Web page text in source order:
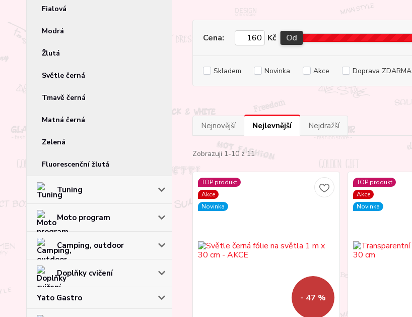
Fialová
Modrá
Žlutá
Světle černá
Tmavě černá
Matná černá
Zelená
Fluorescenční žlutá
Tuning
Moto program
Camping, outdoor
Doplňky cvičení
Yato Gastro
Cena: Kč Od
Skladem Novinka Akce Doprava ZDARMA
Nejnovější Nejlevnější Nejdražší
Zobrazuji 1-10 z 11
TOP produkt
Akce
Novinka
- 47 %
TOP produkt
Akce
Novinka